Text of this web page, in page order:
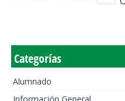
Categorías
Alumnado
Información General